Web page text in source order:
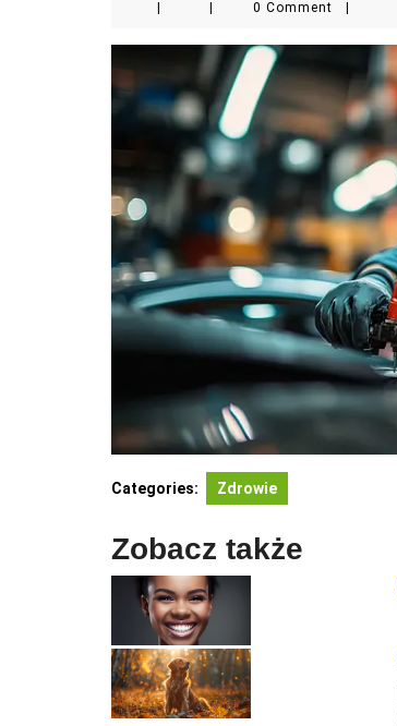
0 Comment
Categories: Zdrowie
Zobacz także